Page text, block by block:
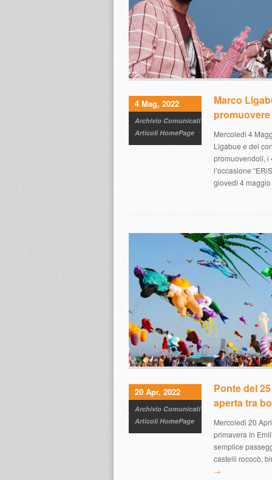
Marco
Mercoledì 4
Ligabue e del
promuovendoli, i
l’occasione
giovedì 4
4 Mag, 2022
Archivio Comunicati
Articoli HomePage
Ponte del
aperta tra
Mercoledì 20
primavera in
semplice
castelli rococò,
→
20 Apr, 2022
Archivio Comunicati
Articoli HomePage